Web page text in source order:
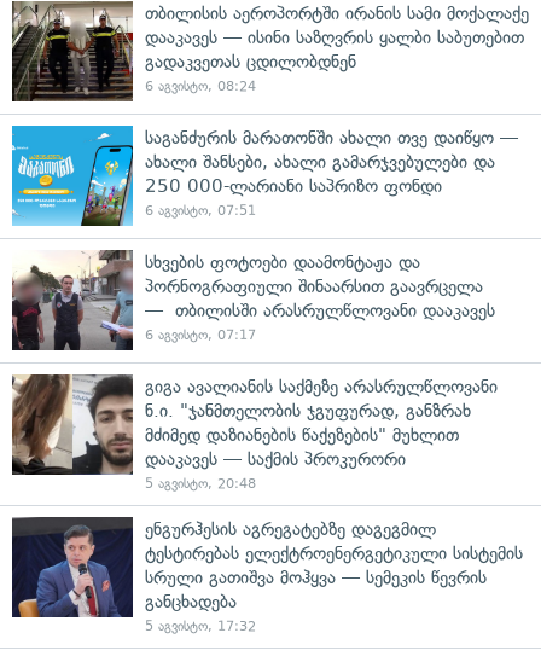
თბილისის აეროპორტში ირანის სამი მოქალაქე
დააკავეს — ისინი საზღვრის ყალბი საბუთებით
გადაკვეთას ცდილობდნენ
6 აგვისტო, 08:24
საგანძურის მარათონში ახალი თვე დაიწყო —
ახალი შანსები, ახალი გამარჯვებულები და
250 000-ლარიანი საპრიზო ფონდი
6 აგვისტო, 07:51
სხვების ფოტოები დაამონტაჟა და
პორნოგრაფიული შინაარსით გაავრცელა
— თბილისში არასრულწლოვანი დააკავეს
6 აგვისტო, 07:17
გიგა ავალიანის საქმეზე არასრულწლოვანი
ნ.ი. "ჯანმთელობის ჯგუფურად, განზრახ
მძიმედ დაზიანების წაქეზების" მუხლით
დააკავეს — საქმის პროკურორი
5 აგვისტო, 20:48
ენგურჰესის აგრეგატებზე დაგეგმილ
ტესტირებას ელექტროენერგეტიკული სისტემის
სრული გათიშვა მოჰყვა — სემეკის წევრის
განცხადება
5 აგვისტო, 17:32